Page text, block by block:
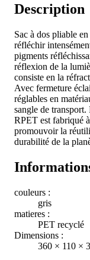
Description
Sac à dos pliable
réfléchir
pigments
réflexion de la
consiste en la
Avec fermeture
réglables en
sangle de
RPET est fabriqué
promouvoir la
durabilité de la
couleurs :
gris
matieres :
PET recyclé
Dimensions :
360 × 110 ×